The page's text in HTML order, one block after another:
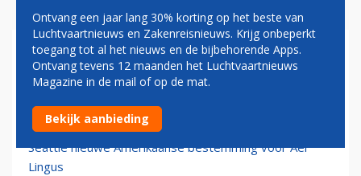
AER LINGUS
Aer Lingus en Iberia stuwen passagierscijfers IAG
09-01-2018 - 10:54
Seattle nieuwe Amerikaanse bestemming voor Aer
Lingus
Ontvang een jaar lang 30% korting op het beste van
Luchtvaartnieuws en Zakenreisnieuws. Krijg onbeperkt
toegang tot al het nieuws en de bijbehorende Apps.
Ontvang tevens 12 maanden het Luchtvaartnieuws
Magazine in de mail of op de mat.
Bekijk aanbieding